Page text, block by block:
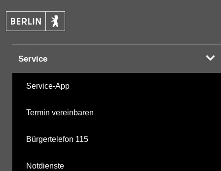
Service
Service-App
Termin vereinbaren
Bürgertelefon 115
Notdienste